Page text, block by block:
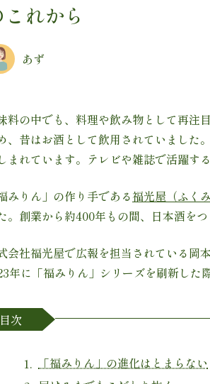
これから
あず
料の中でも、料理や飲み物として再注
、昔はお酒として飲用されていました
まれています。テレビや雑誌で活躍す
みりん」の作り手である福光屋（ふくみ
。創業から約400年もの間、日本酒をつ
会社福光屋で広報を担当されている岡
年に「福みりん」シリーズを刷新した
目次
「福みりん」の進化はとまらない